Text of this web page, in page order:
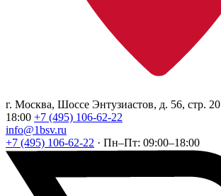
г. Москва, Шоссе Энтузиастов, д. 56, стр. 20
18:00 +7 (495) 106-62-22
info@1bsv.ru
+7 (495) 106-62-22 · Пн–Пт: 09:00–18:00